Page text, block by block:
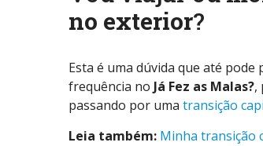
no exterior?
Esta é uma dúvida que até
frequência no Já Fez as Malas?,
passando por uma transição
Leia também: Minha transição